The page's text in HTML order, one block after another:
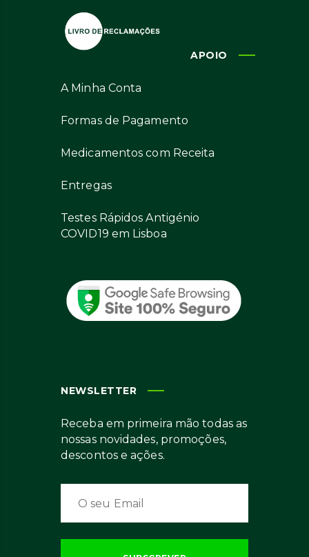
APOIO
A Minha Conta
Formas de Pagamento
Medicamentos com Receita
Entregas
Testes Rápidos Antigénio
COVID19 em Lisboa
NEWSLETTER
Receba em primeira mão todas as
nossas novidades, promoções,
descontos e ações.